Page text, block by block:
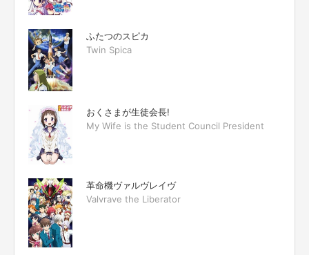
ふたつのスピカ
Twin Spica
おくさまが生徒会長!
My Wife is the Student Council President
革命機ヴァルヴレイヴ
Valvrave the Liberator